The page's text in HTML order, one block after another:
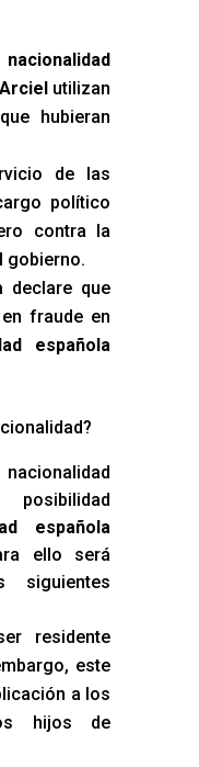
utilizan
hubieran
de las
político
contra la
gobierno.
declare que
fraude en
española
española
ello será
siguientes
residente
este
a los
hijos de